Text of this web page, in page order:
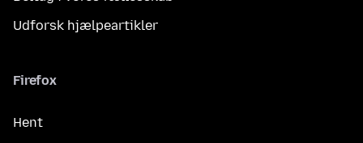
Udforsk hjælpeartikler
Firefox
Hent